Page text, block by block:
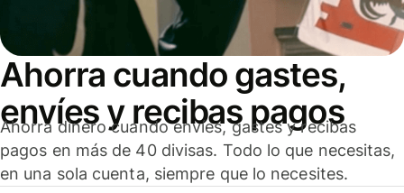
Ahorra cuando gastes,
envíes y recibas pagos
Ahorra dinero cuando envíes, gastes y recibas
pagos en más de 40 divisas. Todo lo que necesitas,
en una sola cuenta, siempre que lo necesites.